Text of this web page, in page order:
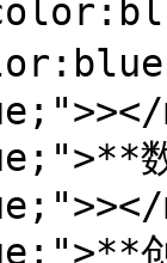
数
创